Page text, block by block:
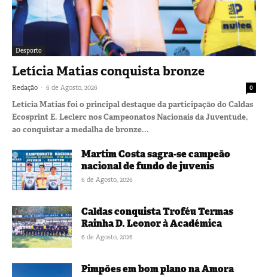
Desporto
Letícia Matias conquista bronze
Redação - 6 de Agosto, 2026 0
Letícia Matias foi o principal destaque da participação do Caldas
Ecosprint E. Leclerc nos Campeonatos Nacionais da Juventude,
ao conquistar a medalha de bronze...
Martim Costa sagra-se campeão
nacional de fundo de juvenis
6 de Agosto, 2026
Caldas conquista Troféu Termas
Rainha D. Leonor à Académica
6 de Agosto, 2026
Pimpões em bom plano na Amora